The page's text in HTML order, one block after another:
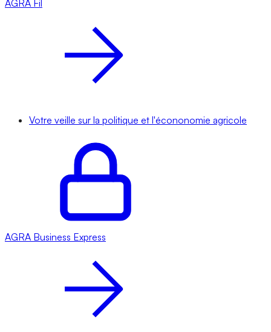
AGRA Fil
Votre veille sur la politique et l'écononomie agricole
AGRA Business Express